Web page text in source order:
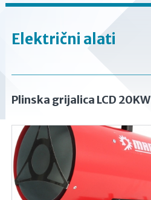
Električni alati
Plinska grijalica LCD 20KW